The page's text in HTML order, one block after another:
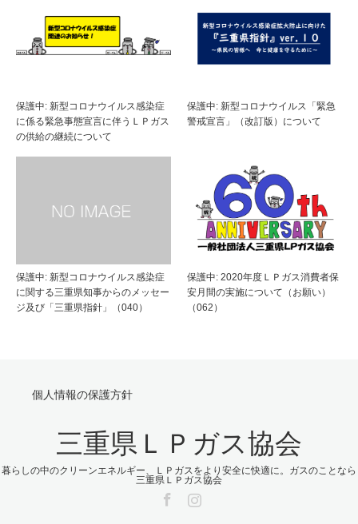
保護中: 新型コロナウイルス感染症
に係る緊急事態宣言に伴うＬＰガス
の供給の継続について
保護中: 新型コロナウイルス「緊急
警戒宣言」（改訂版）について
保護中: 新型コロナウイルス感染症
に関する三重県知事からのメッセー
ジ及び「三重県指針」（040）
保護中: 2020年度ＬＰガス消費者保
安月間の実施について（お願い）
（062）
個人情報の保護方針
三重県ＬＰガス協会
暮らしの中のクリーンエネルギー、ＬＰガスをより安全に快適に。ガスのことなら
三重県ＬＰガス協会